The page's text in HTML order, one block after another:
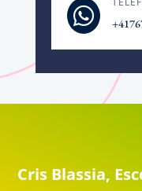

Cris Blassia,